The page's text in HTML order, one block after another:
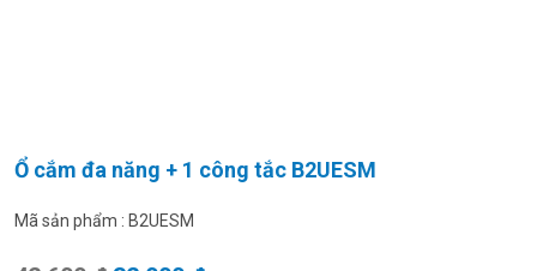
Ổ cắm đa năng + 1 công tắc B2UESM
Mã sản phẩm : B2UESM